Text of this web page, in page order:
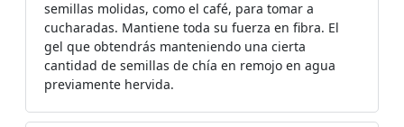
semillas molidas, como el café, para tomar a
cucharadas. Mantiene toda su fuerza en fibra. El
gel que obtendrás manteniendo una cierta
cantidad de semillas de chía en remojo en agua
previamente hervida.